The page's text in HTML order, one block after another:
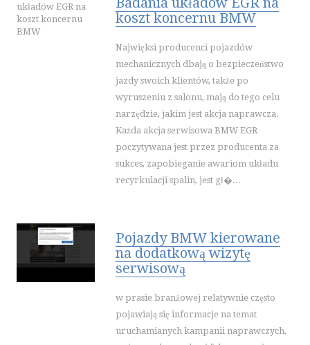
PUBLIC RELATIONS
MATERIAŁY REKLAMOWE
SPORT
IMPREZY INTEGRACYJNE
HOBBY
ZAJĘCIA SPORTOWE I REKREACYJNE
PRZEMYSŁ
FOTOGRAFIA
ADWOKACI, PORADY PRAWNE
SPRZĄTANIE, PORZĄDKOWANIE
SERWIS
OPIEKA
koszt koncernu BMW
Najwięksi producenci pojazdów
mechanicznych dbają o bezpieczeństwo
jazdy swoich klientów, także po
wyruszeniu z salonu, mają do tego celu
narzędzie, jakim jest akcja naprawcza.
Każda akcja serwisowa BMW EGR
poczytywana jest przez producenta za
sukces, zapobieganie awariom układu
recyrkulacji spalin, jest gł�...
Pojazdy BMW kierowane
na dodatkową wizytę
serwisową
w prasie branżowej relatywnie często
pojawiają się informacje na temat
uruchamianych kampanii naprawczych,